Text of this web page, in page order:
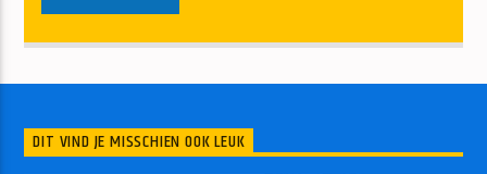
DIT VIND JE MISSCHIEN OOK LEUK